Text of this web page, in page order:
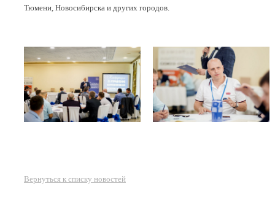
Тюмени, Новосибирска и других городов.
Вернуться к списку новостей